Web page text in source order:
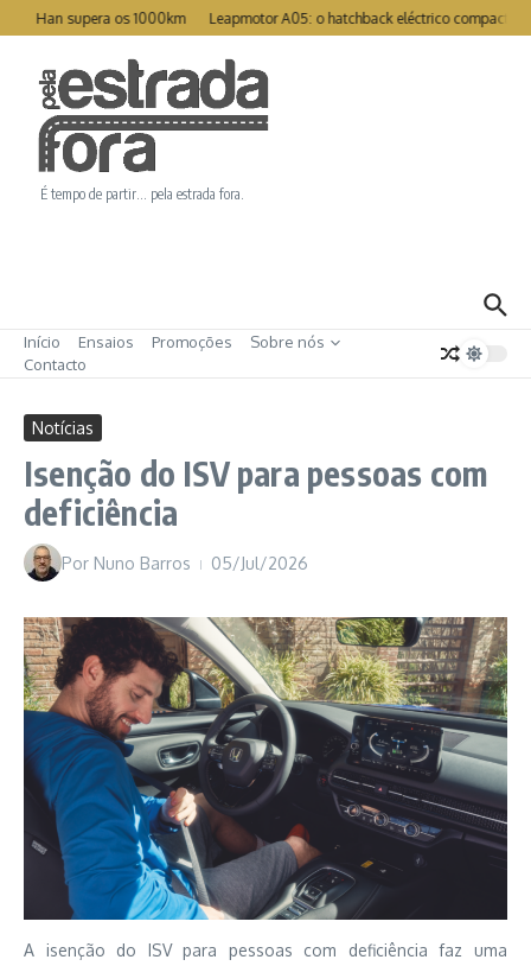
Ir para o conteúdo
Han supera os 1000km Leapmotor A05: o hatchback eléctrico compacto
É tempo de partir… pela estrada fora.
Início Ensaios Promoções
Sobre nós
Contacto
Notícias
Isenção do ISV para pessoas com
deficiência
Por Nuno Barros 05/Jul/2026
A isenção do ISV para pessoas com deficiência faz uma